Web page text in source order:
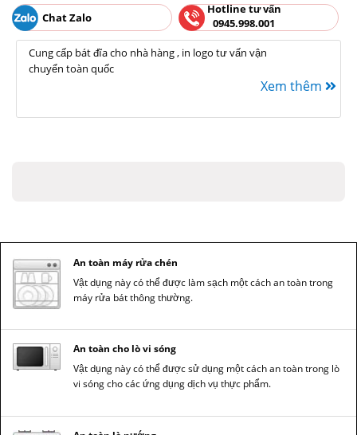
Chat Zalo
Hotline tư vấn
0945.998.001
Cung cấp bát đĩa cho nhà hàng , in logo tư vấn vận
chuyển toàn quốc
Xem thêm
An toàn máy rửa chén
Vật dụng này có thể được làm sạch một cách an toàn trong
máy rửa bát thông thường.
An toàn cho lò vi sóng
Vật dụng này có thể được sử dụng một cách an toàn trong lò
vi sóng cho các ứng dụng dịch vụ thực phẩm.